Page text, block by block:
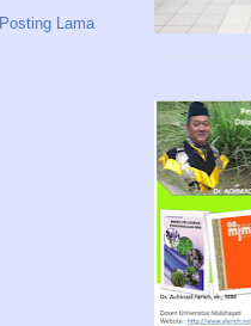
Posting Lama